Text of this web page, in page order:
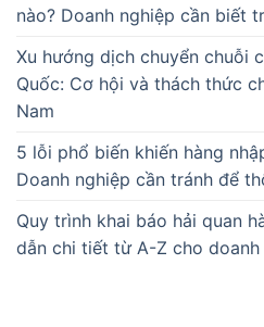
nào? Doanh nghiệp cần biết
Xu hướng dịch chuyển chuỗi
Quốc: Cơ hội và thách thức
Nam
5 lỗi phổ biến khiến hàng
Doanh nghiệp cần tránh để
Quy trình khai báo hải quan
dẫn chi tiết từ A-Z cho doanh